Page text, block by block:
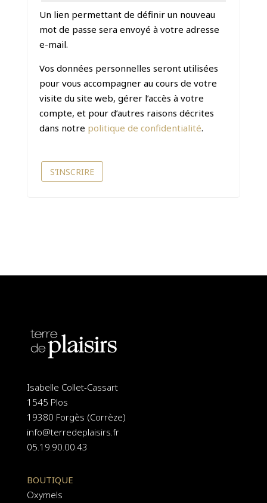
Un lien permettant de définir un nouveau
mot de passe sera envoyé à votre adresse
e-mail.
Vos données personnelles seront utilisées
pour vous accompagner au cours de votre
visite du site web, gérer l’accès à votre
compte, et pour d’autres raisons décrites
dans notre politique de confidentialité.
S’INSCRIRE
Isabelle Collet-Cassart
1545 Plos
19380 Forgès (Corrèze)
info@terredeplaisirs.fr
05.19.90.00.43
BOUTIQUE
Oxymels